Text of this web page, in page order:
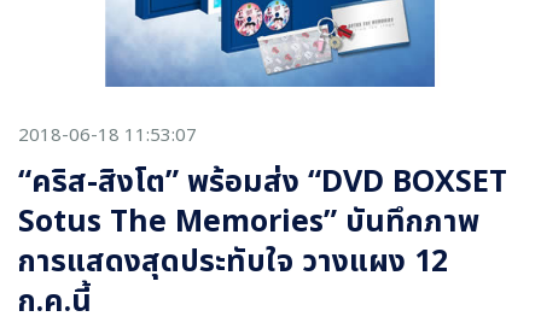
2018-06-18 11:53:07
“คริส-สิงโต” พร้อมส่ง “DVD BOXSET
Sotus The Memories” บันทึกภาพ
การแสดงสุดประทับใจ วางแผง 12
ก.ค.นี้